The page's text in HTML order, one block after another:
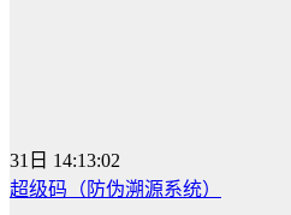
31日 14:13:02
超级码（防伪溯源系统）